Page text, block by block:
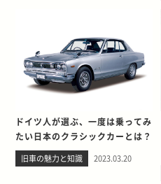
ドイツ人が選ぶ、一度は乗ってみ
たい日本のクラシックカーとは？
旧車の魅力と知識 2023.03.20